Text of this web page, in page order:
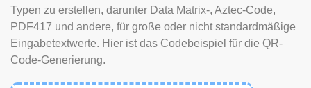
Typen zu erstellen, darunter Data Matrix-, Aztec-Code,
PDF417 und andere, für große oder nicht standardmäßige
Eingabetextwerte. Hier ist das Codebeispiel für die QR-
Code-Generierung.